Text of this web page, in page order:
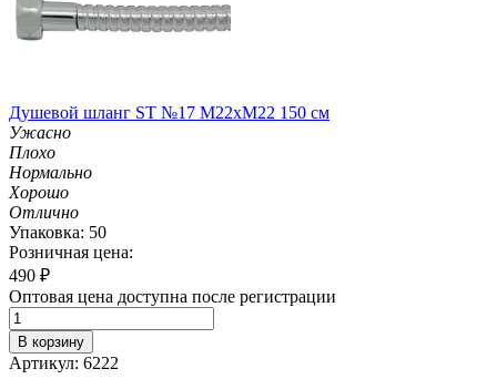
Душевой шланг ST №17 М22хМ22 150 см
Ужасно
Плохо
Нормально
Хорошо
Отлично
Упаковка: 50
Розничная цена:
490 ₽
Оптовая цена доступна после регистрации
В корзину
Артикул: 6222